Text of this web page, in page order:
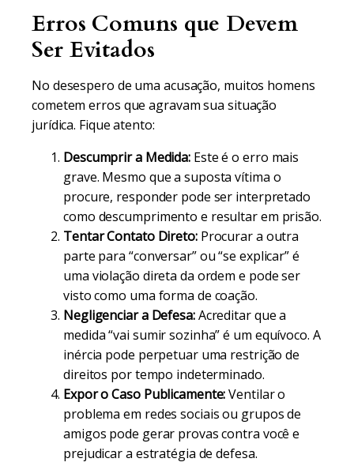
Erros Comuns que Devem
Ser Evitados
No desespero de uma acusação, muitos homens
cometem erros que agravam sua situação
jurídica. Fique atento:
Descumprir a Medida: Este é o erro mais
grave. Mesmo que a suposta vítima o
procure, responder pode ser interpretado
como descumprimento e resultar em prisão.
Tentar Contato Direto:Procurar a outra
parte para “conversar” ou “se explicar” é
uma violação direta da ordem e pode ser
visto como uma forma de coação.
Negligenciar a Defesa:Acreditar que a
medida “vai sumir sozinha” é um equívoco. A
inércia pode perpetuar uma restrição de
direitos por tempo indeterminado.
Expor o Caso Publicamente:Ventilar o
problema em redes sociais ou grupos de
amigos pode gerar provas contra você e
prejudicar a estratégia de defesa.